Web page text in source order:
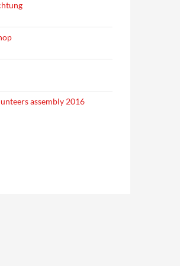
assembly 2016